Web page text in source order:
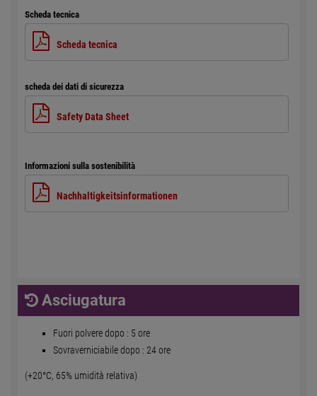
Scheda tecnica
Scheda tecnica
scheda dei dati di sicurezza
Safety Data Sheet
Informazioni sulla sostenibilità
Nachhaltigkeitsinformationen
Asciugatura
Fuori polvere dopo : 5 ore
Sovraverniciabile dopo : 24 ore
(+20°C, 65% umidità relativa)